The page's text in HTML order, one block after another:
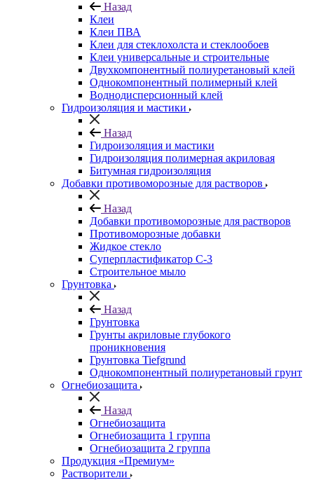
Назад
Клеи
Клеи ПВА
Клеи для стеклохолста и стеклообоев
Клеи универсальные и строительные
Двухкомпонентный полиуретановый клей
Однокомпонентный полимерный клей
Воднодисперсионный клей
Гидроизоляция и мастики
Назад
Гидроизоляция и мастики
Гидроизоляция полимерная акриловая
Битумная гидроизоляция
Добавки противоморозные для растворов
Назад
Добавки противоморозные для растворов
Противоморозные добавки
Жидкое стекло
Суперпластификатор С-3
Строительное мыло
Грунтовка
Назад
Грунтовка
Грунты акриловые глубокого
проникновения
Грунтовка Tiefgrund
Однокомпонентный полиуретановый грунт
Огнебиозащита
Назад
Огнебиозащита
Огнебиозащита 1 группа
Огнебиозащита 2 группа
Продукция «Премиум»
Растворители